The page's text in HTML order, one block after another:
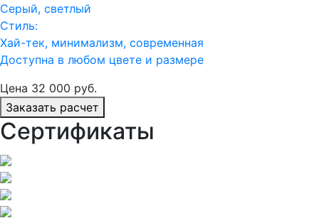
Серый, светлый
Стиль:
Хай-тек, минимализм, современная
Доступна в любом цвете и размере
Цена 32 000 руб.
Заказать расчет
Сертификаты